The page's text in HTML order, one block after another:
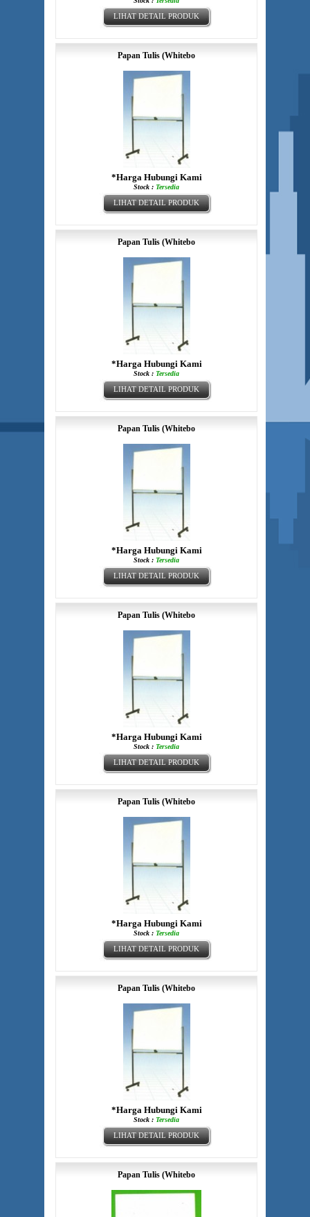
LIHAT DETAIL PRODUK
Papan Tulis (Whitebo
*Harga Hubungi Kami
Stock : Tersedia
LIHAT DETAIL PRODUK
Papan Tulis (Whitebo
*Harga Hubungi Kami
Stock : Tersedia
LIHAT DETAIL PRODUK
Papan Tulis (Whitebo
*Harga Hubungi Kami
Stock : Tersedia
LIHAT DETAIL PRODUK
Papan Tulis (Whitebo
*Harga Hubungi Kami
Stock : Tersedia
LIHAT DETAIL PRODUK
Papan Tulis (Whitebo
*Harga Hubungi Kami
Stock : Tersedia
LIHAT DETAIL PRODUK
Papan Tulis (Whitebo
*Harga Hubungi Kami
Stock : Tersedia
LIHAT DETAIL PRODUK
Papan Tulis (Whitebo